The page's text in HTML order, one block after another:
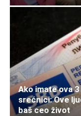
Ako imate ova
srećnici: Ove
baš ceo život